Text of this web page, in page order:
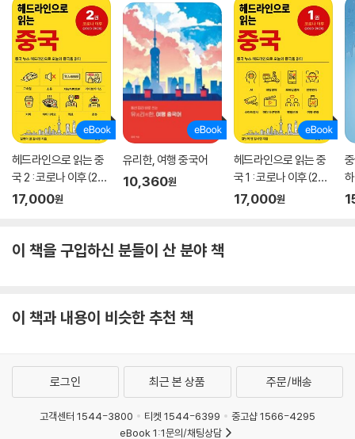
헤드라인으로 읽는 중
국 2 : 코로나 이후(202
3-2026)
17,000원
유리한, 여행 중국어
10,360원
헤드라인으로 읽는 중
국 1 : 코로나 이후(202
3-2026)
17,000원
이 책을 구입하신 분들이 산 분야 책
이 책과 내용이 비슷한 추천 책
로그인 최근 본 상품 주문/배송
고객센터 1544-3800 티켓 1544-6399
중고샵 1566-4295
eBook 1:1문의/채팅상담